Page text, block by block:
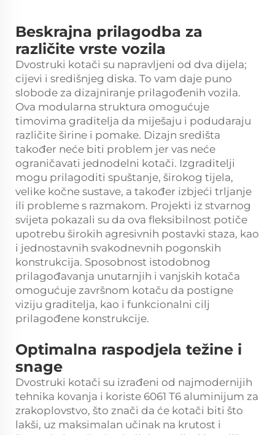
Beskrajna prilagodba za
različite vrste vozila
Dvostruki kotači su napravljeni od dva dijela;
cijevi i središnjeg diska. To vam daje puno
slobode za dizajniranje prilagođenih vozila.
Ova modularna struktura omogućuje
timovima graditelja da miješaju i podudaraju
različite širine i pomake. Dizajn središta
također neće biti problem jer vas neće
ograničavati jednodelni kotači. Izgraditelji
mogu prilagoditi spuštanje, širokog tijela,
velike kočne sustave, a također izbjeći trljanje
ili probleme s razmakom. Projekti iz stvarnog
svijeta pokazali su da ova fleksibilnost potiče
upotrebu širokih agresivnih postavki staza, kao
i jednostavnih svakodnevnih pogonskih
konstrukcija. Sposobnost istodobnog
prilagođavanja unutarnjih i vanjskih kotača
omogućuje završnom kotaču da postigne
viziju graditelja, kao i funkcionalni cilj
prilagođene konstrukcije.
Optimalna raspodjela težine i
snage
Dvostruki kotači su izrađeni od najmodernijih
tehnika kovanja i koriste 6061 T6 aluminijum za
zrakoplovstvo, što znači da će kotači biti što
lakši, uz maksimalan učinak na krutost i